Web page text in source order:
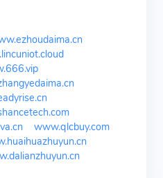
www.qlcbuy.com